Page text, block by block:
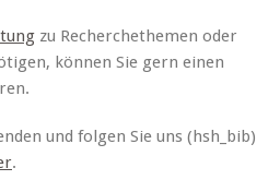
zu Recherchethemen oder
können Sie gern einen
und folgen Sie uns (hsh_bib)
.